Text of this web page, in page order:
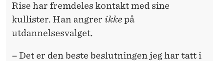
Rise har fremdeles kontakt med sine
kullister. Han angrer ikkepå
utdannelsesvalget.
– Det er den beste beslutningen jeg har tatt i